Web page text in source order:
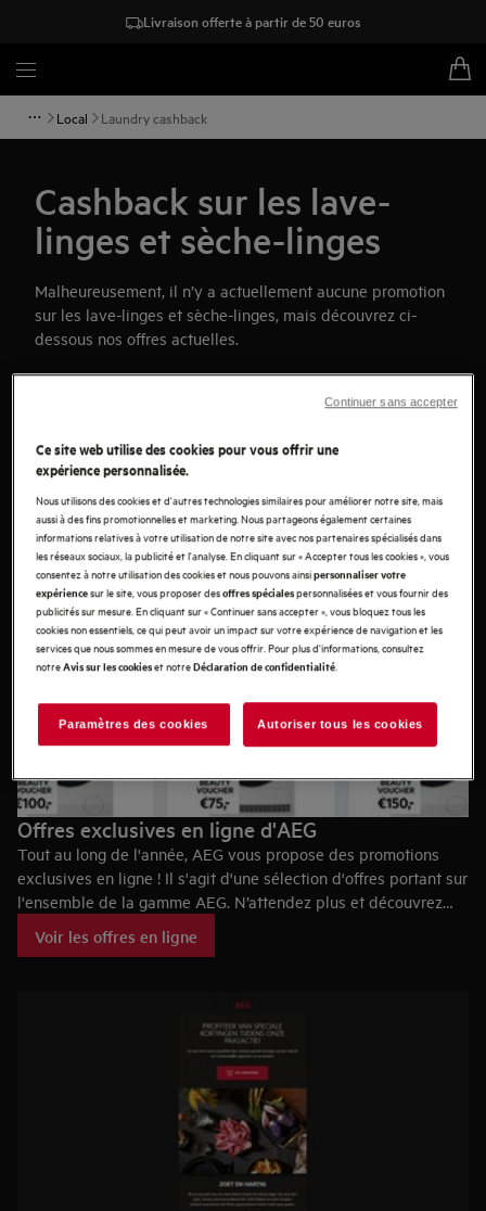
Livraison offerte à partir de 50 euros
Local Laundry cashback
Cashback sur les lave-
linges et sèche-linges
Malheureusement, il n’y a actuellement aucune promotion
sur les lave-linges et sèche-linges, mais découvrez ci-
dessous nos offres actuelles.
Offres exclusives en ligne d'AEG
Tout au long de l'année, AEG vous propose des promotions
exclusives en ligne ! Il s'agit d'une sélection d'offres portant sur
l'ensemble de la gamme AEG. N’attendez plus et découvrez
Voir les offres en ligne
Ce site web utilise des cookies pour vous offrir une
expérience personnalisée.
Nous utilisons des cookies et d'autres technologies similaires pour améliorer notre site, mais
aussi à des fins promotionnelles et marketing. Nous partageons également certaines
informations relatives à votre utilisation de notre site avec nos partenaires spécialisés dans
les réseaux sociaux, la publicité et l'analyse. En cliquant sur « Accepter tous les cookies », vous
consentez à notre utilisation des cookies et nous pouvons ainsipersonnaliser votre
expériencesur le site, vous proposer desoffres spécialespersonnalisées et vous fournir des
publicités sur mesure. En cliquant sur « Continuer sans accepter », vous bloquez tous les
cookies non essentiels, ce qui peut avoir un impact sur votre expérience de navigation et les
services que nous sommes en mesure de vous offrir. Pour plus d'informations, consultez
notreAvis sur les cookieset notreDéclaration de confidentialité
Paramètres des cookies Autoriser tous les cookies
Continuer sans accepter